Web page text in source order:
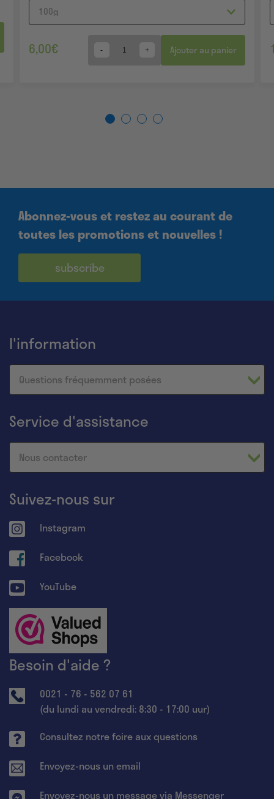
6,00€ Quantity Ajouter au panier
Abonnez-vous et restez au courant de
toutes les promotions et nouvelles !
subscribe
l'information
Questions fréquemment posées
Service d'assistance
Nous contacter
Suivez-nous sur
Instagram
Facebook
YouTube
Besoin d'aide ?
0021 - 76 - 562 07 61
(du lundi au vendredi: 8:30 - 17:00 uur)
Consultez notre foire aux questions
Envoyez-nous un email
Envoyez-nous un message via Messenger